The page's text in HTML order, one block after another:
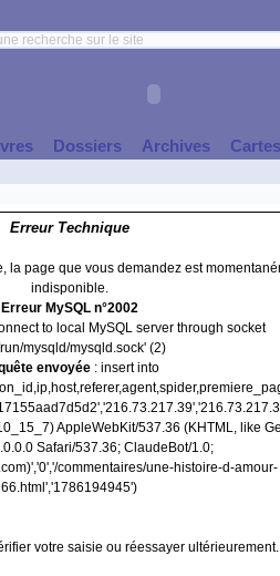
Dossiers Archives
Erreur Technique
la page que vous demandez est
indisponible.
Erreur MySQL n°2002
to local MySQL server through socket
mysqld/mysqld.sock' (2)
envoyée: insert into
AppleWebKit/537.36 (KHTML, like
Safari/537.36; ClaudeBot/1.0;
commentaires/une-histoire-d-amour-
66.html','1786194945')
votre saisie ou réessayer ultérieurement.